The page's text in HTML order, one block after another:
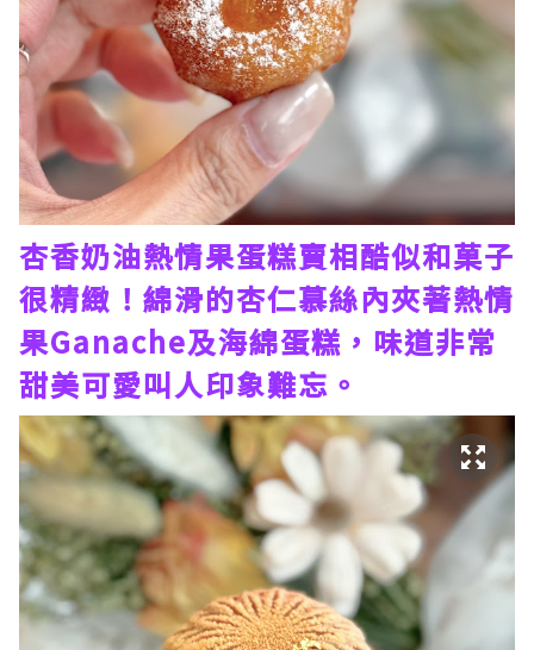
杏香奶油熱情果蛋糕賣相酷似和菓子
很精緻！綿滑的杏仁慕絲內夾著熱情
果Ganache及海綿蛋糕，味道非常
甜美可愛叫人印象難忘。